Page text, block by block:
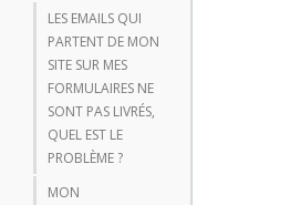
LES EMAILS QUI
PARTENT DE MON
SITE SUR MES
FORMULAIRES NE
SONT PAS LIVRÉS,
QUEL EST LE
PROBLÈME ?
MON